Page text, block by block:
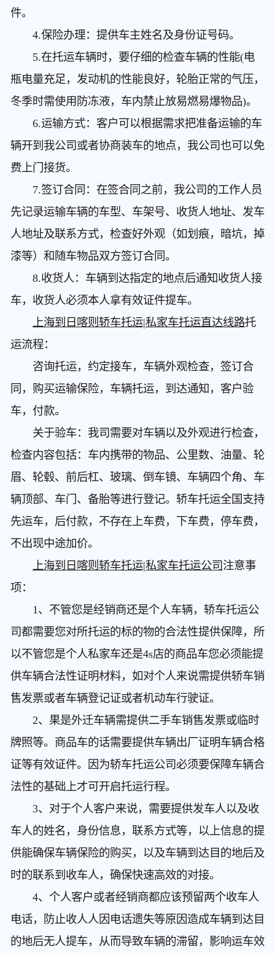
件。
4.保险办理：提供车主姓名及身份证号码。
5.在托运车辆时，要仔细的检查车辆的性能(电
瓶电量充足，发动机的性能良好，轮胎正常的气压，
冬季时需使用防冻液，车内禁止放易燃易爆物品)。
6.运输方式：客户可以根据需求把准备运输的车
辆开到我公司或者协商装车的地点，我公司也可以免
费上门接货。
7.签订合同：在签合同之前，我公司的工作人员
先记录运输车辆的车型、车架号、收货人地址、发车
人地址及联系方式，检查好外观（如划痕，暗坑，掉
漆等）和随车物品双方签订合同。
8.收货人：车辆到达指定的地点后通知收货人接
车，收货人必须本人拿有效证件提车。
上海到日喀则轿车托运|私家车托运直达线路托
运流程：
咨询托运，约定接车，车辆外观检查，签订合
同，购买运输保险，车辆托运，到达通知，客户验
车，付款。
关于验车：我司需要对车辆以及外观进行检查，
检查内容包括：车内携带的物品、公里数、油量、轮
眉、轮毂、前后杠、玻璃、倒车镜、车辆四个角、车
辆顶部、车门、备胎等进行登记。轿车托运全国支持
先运车，后付款，不存在上车费，下车费，停车费，
不出现中途加价。
上海到日喀则轿车托运|私家车托运公司 注意事
项：
1、不管您是经销商还是个人车辆，轿车托运公
司都需要您对所托运的标的物的合法性提供保障，所
以不管您是个人私家车还是4s店的商品车您必须能提
供车辆合法性证明材料，如对个人来说需提供轿车销
售发票或者车辆登记证或者机动车行驶证。
2、果是外迁车辆需提供二手车销售发票或临时
牌照等。商品车的话需要提供车辆出厂证明车辆合格
证等有效证件。因为轿车托运公司必须要保障车辆合
法性的基础上才可开启托运行程。
3、对于个人客户来说，需要提供发车人以及收
车人的姓名，身份信息，联系方式等，以上信息的提
供能确保车辆保险的购买，以及车辆到达目的地后及
时的联系到收车人，确保快速高效的对接。
4、个人客户或者经销商都应该预留两个收车人
电话，防止收人人因电话遗失等原因造成车辆到达目
的地后无人提车，从而导致车辆的滞留，影响运车效